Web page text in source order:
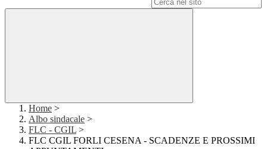
Home >
Albo sindacale >
FLC - CGIL >
FLC CGIL FORLI CESENA - SCADENZE E PROSSIMI